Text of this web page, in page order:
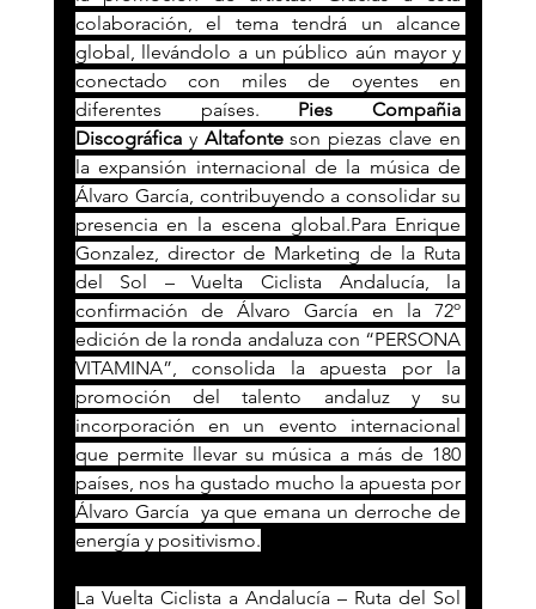
colaboración, el tema tendrá un alcance
global, llevándolo a un público aún mayor y
conectado con miles de oyentes en
diferentes países. Pies Compañia
Discográfica y Altafonte son piezas clave en
la expansión internacional de la música de
Álvaro García, contribuyendo a consolidar su
presencia en la escena global.Para Enrique
Gonzalez, director de Marketing de la Ruta
del Sol – Vuelta Ciclista Andalucía, la
confirmación de Álvaro García en la 72º
edición de la ronda andaluza con “PERSONA
VITAMINA”, consolida la apuesta por la
promoción del talento andaluz y su
incorporación en un evento internacional
que permite llevar su música a más de 180
países, nos ha gustado mucho la apuesta por
Álvaro García  ya que emana un derroche de
energía y positivismo.
La Vuelta Ciclista a Andalucía – Ruta del Sol